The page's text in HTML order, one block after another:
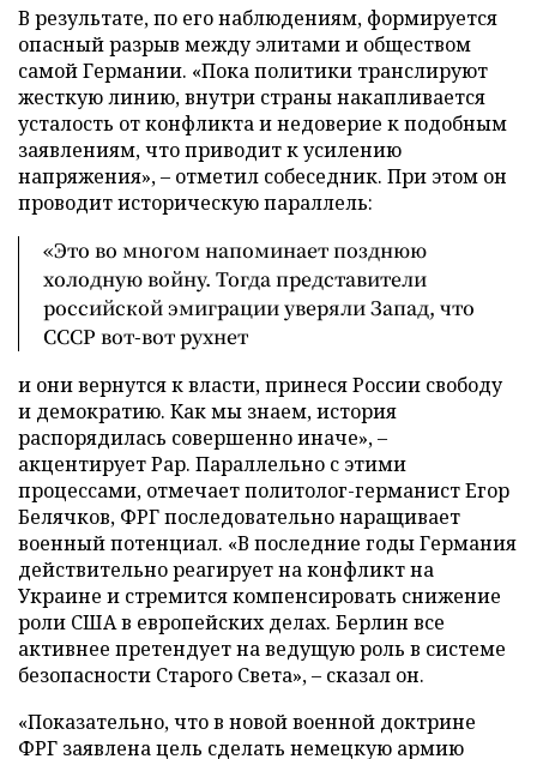
В результате, по его наблюдениям, формируется
опасный разрыв между элитами и обществом
самой Германии. «Пока политики транслируют
жесткую линию, внутри страны накапливается
усталость от конфликта и недоверие к подобным
заявлениям, что приводит к усилению
напряжения», – отметил собеседник. При этом он
проводит историческую параллель:
«Это во многом напоминает позднюю
холодную войну. Тогда представители
российской эмиграции уверяли Запад, что
СССР вот-вот рухнет
и они вернутся к власти, принеся России свободу
и демократию. Как мы знаем, история
распорядилась совершенно иначе», –
акцентирует Рар. Параллельно с этими
процессами, отмечает политолог-германист Егор
Белячков, ФРГ последовательно наращивает
военный потенциал. «В последние годы Германия
действительно реагирует на конфликт на
Украине и стремится компенсировать снижение
роли США в европейских делах. Берлин все
активнее претендует на ведущую роль в системе
безопасности Старого Света», – сказал он.
«Показательно, что в новой военной доктрине
ФРГ заявлена цель сделать немецкую армию